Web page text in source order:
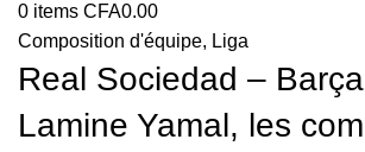
0 items CFA0.00
Composition d'équipe, Liga
Real Sociedad –
Lamine Yamal, les